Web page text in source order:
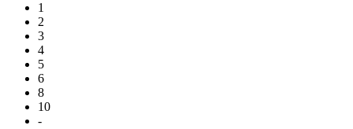
1
2
3
4
5
6
8
10
-